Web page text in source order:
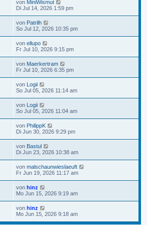
von MiniWismut
Di Jul 14, 2026 1:59 pm
von Patrilh
So Jul 12, 2026 10:35 pm
von ellupo
Fr Jul 10, 2026 9:15 pm
von Maerkertram
Fr Jul 10, 2026 6:35 pm
von Logii
So Jul 05, 2026 11:14 am
von Logii
So Jul 05, 2026 11:04 am
von PhilippK
Di Jun 30, 2026 9:29 pm
von Bastul
Di Jun 23, 2026 10:38 am
von malschaunwieslaeuft
Fr Jun 19, 2026 11:17 am
von hinz
Mo Jun 15, 2026 9:19 am
von hinz
Mo Jun 15, 2026 9:18 am